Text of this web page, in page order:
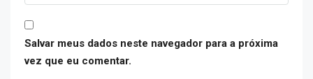
Salvar meus dados neste navegador para a próxima
vez que eu comentar.